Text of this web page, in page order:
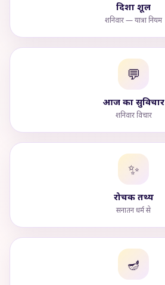
दिशा शूल
शनिवार — यात्रा नियम
💬
आज का सुविचार
शनिवार विचार
✨
रोचक तथ्य
सनातन धर्म से
🪔